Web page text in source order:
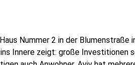
Nummer 2 in der Blumenstraße
Innere zeigt: große Investitionen